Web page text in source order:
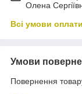
Олена
Всі умови оплати
Умови
Повернення